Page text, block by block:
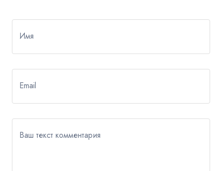
Имя
Email
Ваш текст комментария